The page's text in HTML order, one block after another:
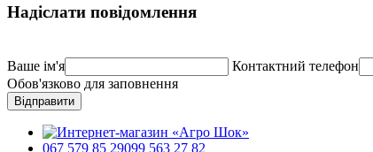
Надіслати повідомлення
Ваше ім'я Контактний телефон
Обов'язково для заповнення
Відправити
067 579 85 29099 563 27 82